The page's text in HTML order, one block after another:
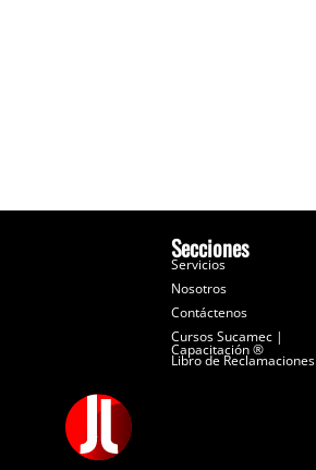
Secciones
Servicios
Nosotros
Contáctenos
Cursos Sucamec |
Capacitación ®
Libro de Reclamaciones